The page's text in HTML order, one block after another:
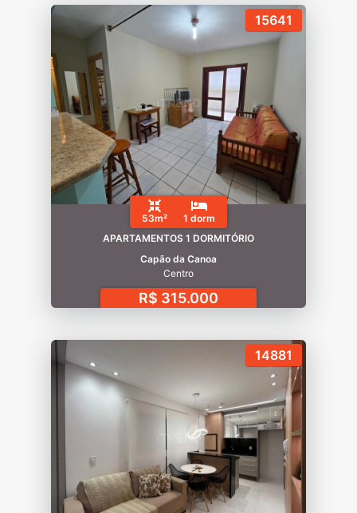
15641
53m²
1 dorm
APARTAMENTOS 1 DORMITÓRIO
Capão da Canoa
Centro
R$ 315.000
14881